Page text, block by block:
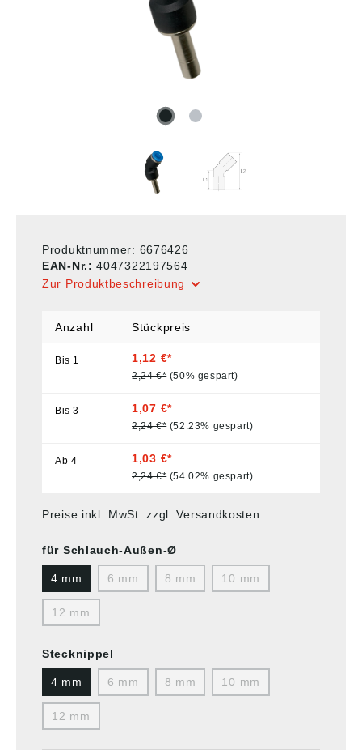
Produktnummer: 6676426
EAN-Nr.:4047322197564
Zur Produktbeschreibung
Anzahl Stückpreis
Bis 1 1,12 €*
2,24 €* (50% gespart)
Bis3 1,07 €*
2,24 €* (52.23% gespart)
Ab 4 1,03 €*
2,24 €* (54.02% gespart)
Preise inkl. MwSt. zzgl. Versandkosten
für Schlauch-Außen-Ø
4 mm 6 mm 8 mm 10 mm
12 mm
Stecknippel
4 mm 6 mm 8 mm 10 mm
12 mm